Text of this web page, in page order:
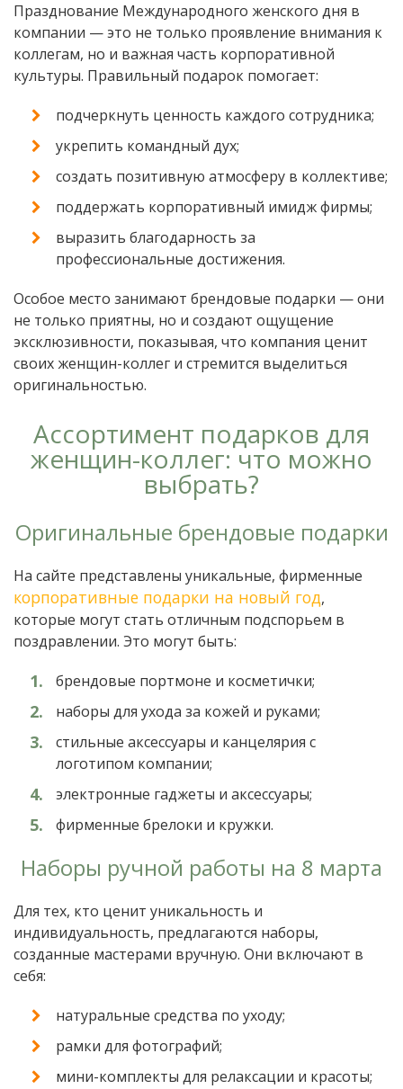
Празднование Международного женского дня в
компании — это не только проявление внимания к
коллегам, но и важная часть корпоративной
культуры. Правильный подарок помогает:
подчеркнуть ценность каждого сотрудника;
укрепить командный дух;
создать позитивную атмосферу в коллективе;
поддержать корпоративный имидж фирмы;
выразить благодарность за
профессиональные достижения.
Особое место занимают брендовые подарки — они
не только приятны, но и создают ощущение
эксклюзивности, показывая, что компания ценит
своих женщин-коллег и стремится выделиться
оригинальностью.
Ассортимент подарков для
женщин-коллег: что можно
выбрать?
Оригинальные брендовые подарки
На сайте представлены уникальные, фирменные
корпоративные подарки на новый год,
которые могут стать отличным подспорьем в
поздравлении. Это могут быть:
брендовые портмоне и косметички;
наборы для ухода за кожей и руками;
стильные аксессуары и канцелярия с
логотипом компании;
электронные гаджеты и аксессуары;
фирменные брелоки и кружки.
Наборы ручной работы на 8 марта
Для тех, кто ценит уникальность и
индивидуальность, предлагаются наборы,
созданные мастерами вручную. Они включают в
себя:
натуральные средства по уходу;
рамки для фотографий;
мини-комплекты для релаксации и красоты;